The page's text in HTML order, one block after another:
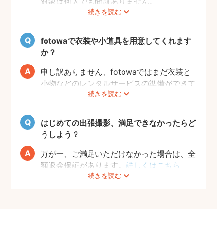
続きを読む
追加料金も一切なしで、ご友人と一緒に撮影
をお楽しみいただけます。
fotowaで衣装や小道具を用意してくれます
か？
続きを読む
申し訳ありません、fotowaではまだ衣装と
小物などのレンタルサービスの準備ができて
おりませんので、お客様ご自身にご用意をお
願いしております。
はじめての出張撮影、満足できなかったらど
うしよう？
続きを読む
万が一、ご満足いただけなかった場合は、全
額返金保証があります。詳しくはこちら